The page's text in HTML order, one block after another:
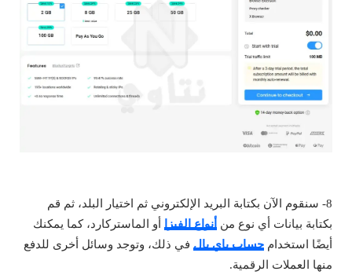
8- سنقوم الآن بكتابة البريد الإلكتروني ثم اختيار البلد، ثم قم
بكتابة بيانات أي نوع من أنواع الفيزا
أو الماستركارد، كما يمكنك
أيضًا استخدام حساب باي بال في ذلك، وتوجد وسائل أخرى للدفع
منها العملات الرقمية.